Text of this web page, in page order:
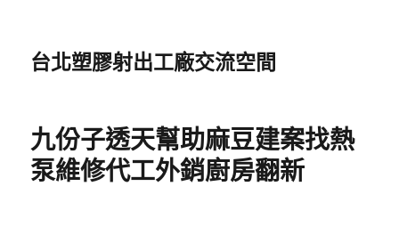
台北塑膠射出工廠交流空間
九份子透天幫助麻豆建案找熱
泵維修代工外銷廚房翻新